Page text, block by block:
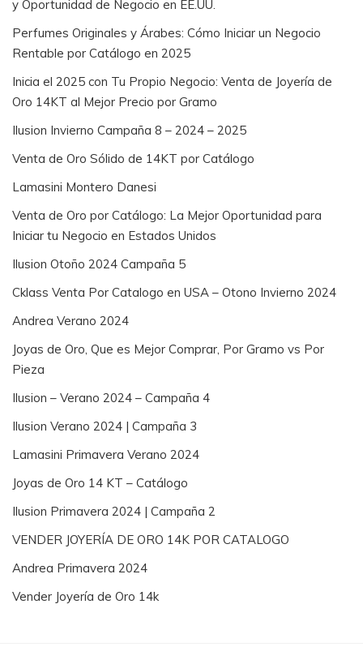
y Oportunidad de Negocio en EE.UU.
Perfumes Originales y Árabes: Cómo Iniciar un Negocio
Rentable por Catálogo en 2025
Inicia el 2025 con Tu Propio Negocio: Venta de Joyería de
Oro 14KT al Mejor Precio por Gramo
Ilusion Invierno Campaña 8 – 2024 – 2025
Venta de Oro Sólido de 14KT por Catálogo
Lamasini Montero Danesi
Venta de Oro por Catálogo: La Mejor Oportunidad para
Iniciar tu Negocio en Estados Unidos
Ilusion Otoño 2024 Campaña 5
Cklass Venta Por Catalogo en USA – Otono Invierno 2024
Andrea Verano 2024
Joyas de Oro, Que es Mejor Comprar, Por Gramo vs Por
Pieza
Ilusion – Verano 2024 – Campaña 4
Ilusion Verano 2024 | Campaña 3
Lamasini Primavera Verano 2024
Joyas de Oro 14 KT – Catálogo
Ilusion Primavera 2024 | Campaña 2
VENDER JOYERÍA DE ORO 14K POR CATALOGO
Andrea Primavera 2024
Vender Joyería de Oro 14k